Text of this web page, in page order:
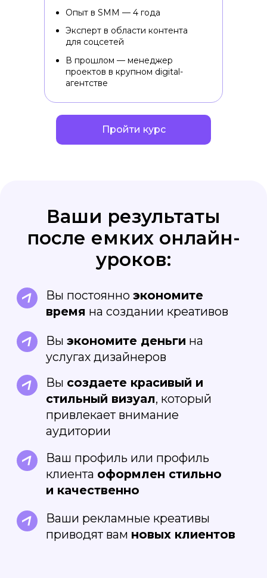
Опыт в SMM — 4 года
Эксперт в области контента
для соцсетей
В прошлом — менеджер
проектов в крупном digital-
агентстве
Пройти курс